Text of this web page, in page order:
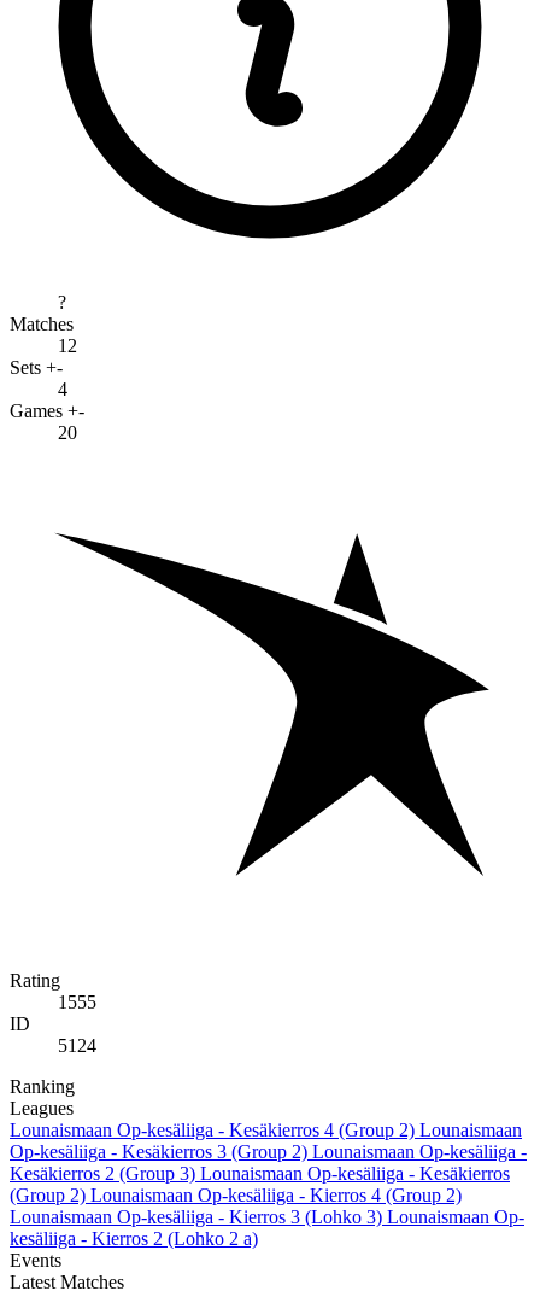
?
Matches
12
Sets +-
4
Games +-
20
Rating
1555
ID
5124
Ranking
Leagues
Lounaismaan Op-kesäliiga - Kesäkierros 4 (Group 2) Lounaismaan
Op-kesäliiga - Kesäkierros 3 (Group 2) Lounaismaan Op-kesäliiga -
Kesäkierros 2 (Group 3) Lounaismaan Op-kesäliiga - Kesäkierros
(Group 2) Lounaismaan Op-kesäliiga - Kierros 4 (Group 2)
Lounaismaan Op-kesäliiga - Kierros 3 (Lohko 3) Lounaismaan Op-
kesäliiga - Kierros 2 (Lohko 2 a)
Events
Latest Matches